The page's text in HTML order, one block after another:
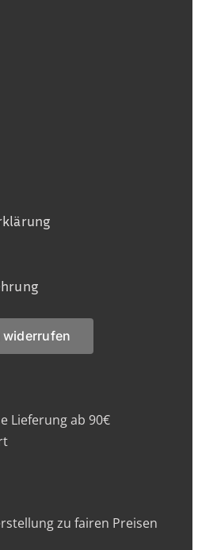
Lieferung ab 90€
zu fairen Preisen